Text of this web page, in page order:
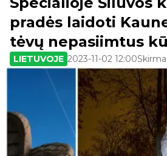
pradės laidoti
tėvų nepasiimtus
LIETUVOJE 2023-11-02 12:00